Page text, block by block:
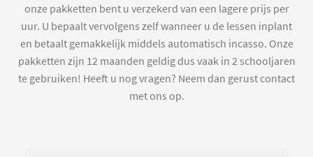
onze pakketten bent u verzekerd van een lagere prijs per
uur. U bepaalt vervolgens zelf wanneer u de lessen inplant
en betaalt gemakkelijk middels automatisch incasso. Onze
pakketten zijn 12 maanden geldig dus vaak in 2 schooljaren
te gebruiken! Heeft u nog vragen? Neem dan gerust contact
met ons op.